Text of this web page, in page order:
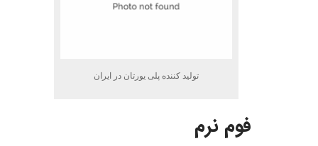
تولید کننده پلی یورتان در ایران
فوم نرم